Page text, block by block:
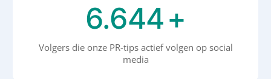
7.000 +
Volgers die onze PR-tips actief volgen op social
media